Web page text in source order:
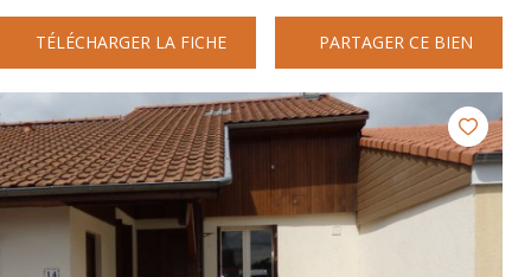
TÉLÉCHARGER LA FICHE PARTAGER CE BIEN